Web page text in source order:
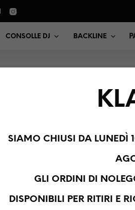
CONSOLLE DJ BACKLINE
SIAMO CHIUSI DA LUNEDÌ
GLI ORDINI DI
DISPONIBILI PER RITIRI E